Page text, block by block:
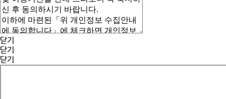
닫기
닫기
닫기